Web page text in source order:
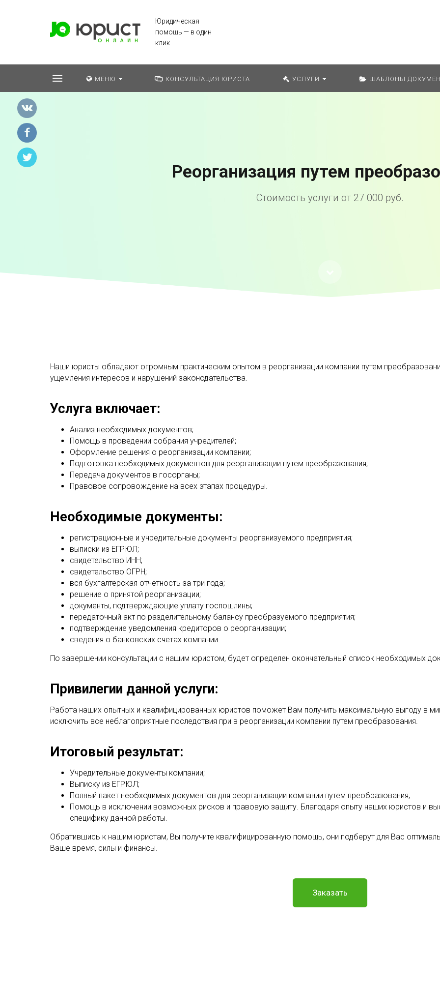
Юридическая
помощь — в один
клик
МЕНЮ КОНСУЛЬТАЦИЯ ЮРИСТА УСЛУГИ ШАБЛОНЫ
Реорганизация путем
Стоимость услуги от 27 000 руб.
Наши юристы обладают огромным практическим опытом в реорганизации компании путем
ущемления интересов и нарушений законодательства.
Услуга включает:
Анализ необходимых документов;
Помощь в проведении собрания учредителей;
Оформление решения о реорганизации компании;
Подготовка необходимых документов для реорганизации путем преобразования;
Передача документов в госорганы;
Правовое сопровождение на всех этапах процедуры.
Необходимые документы:
регистрационные и учредительные документы реорганизуемого предприятия;
выписки из ЕГРЮЛ;
свидетельство ИНН;
свидетельство ОГРН;
вся бухгалтерская отчетность за три года;
решение о принятой реорганизации;
документы, подтверждающие уплату госпошлины;
передаточный акт по разделительному балансу преобразуемого предприятия;
подтверждение уведомления кредиторов о реорганизации;
сведения о банковских счетах компании.
По завершении консультации с нашим юристом, будет определен окончательный список необходимых
Привилегии данной услуги:
Работа наших опытных и квалифицированных юристов поможет Вам получить максимальную выгоду в
исключить все неблагоприятные последствия при в реорганизации компании путем преобразования.
Итоговый результат:
Учредительные документы компании;
Выписку из ЕГРЮЛ;
Полный пакет необходимых документов для реорганизации компании путем преобразования;
Помощь в исключении возможных рисков и правовую защиту. Благодаря опыту наших юристов и
специфику данной работы.
Обратившись к нашим юристам, Вы получите квалифицированную помощь, они подберут для Вас
Ваше время, силы и финансы.
Заказать